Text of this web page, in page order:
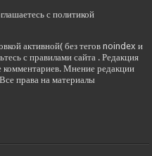
с политикой
активной( без тегов noindex и
с правилами сайта . Редакция
комментариев. Мнение редакции
права на материалы